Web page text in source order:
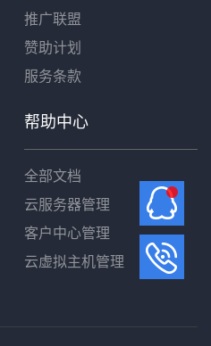
推广联盟
赞助计划
服务条款
帮助中心
全部文档
云服务器管理
客户中心管理
云虚拟主机管理